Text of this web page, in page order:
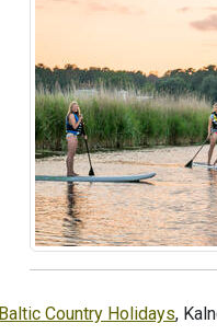
Baltic Country Holidays,